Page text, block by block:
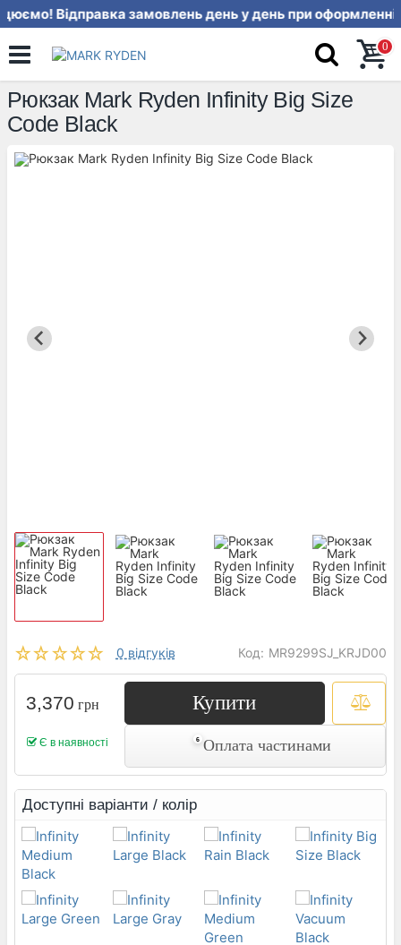
Відправка замовлень день
0
Рюкзак Mark Ryden Infinity Big Size
Code Black
0 відгуків Код: MR9299SJ_KRJD00
3,370 грн
Є в наявності
Купити
Оплата частинами
Доступні варіанти / колір